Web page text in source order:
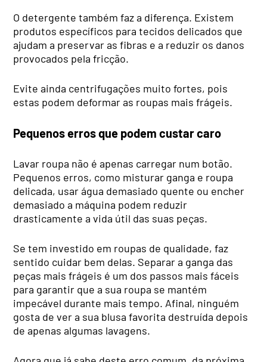
O detergente também faz a diferença. Existem
produtos específicos para tecidos delicados que
ajudam a preservar as fibras e a reduzir os danos
provocados pela fricção.
Evite ainda centrifugações muito fortes, pois
estas podem deformar as roupas mais frágeis.
Pequenos erros que podem custar caro
Lavar roupa não é apenas carregar num botão.
Pequenos erros, como misturar ganga e roupa
delicada, usar água demasiado quente ou encher
demasiado a máquina podem reduzir
drasticamente a vida útil das suas peças.
Se tem investido em roupas de qualidade, faz
sentido cuidar bem delas. Separar a ganga das
peças mais frágeis é um dos passos mais fáceis
para garantir que a sua roupa se mantém
impecável durante mais tempo. Afinal, ninguém
gosta de ver a sua blusa favorita destruída depois
de apenas algumas lavagens.